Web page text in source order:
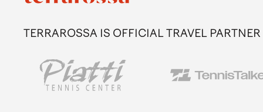
TERRAROSSA IS OFFICIAL TRAVEL PARTNER